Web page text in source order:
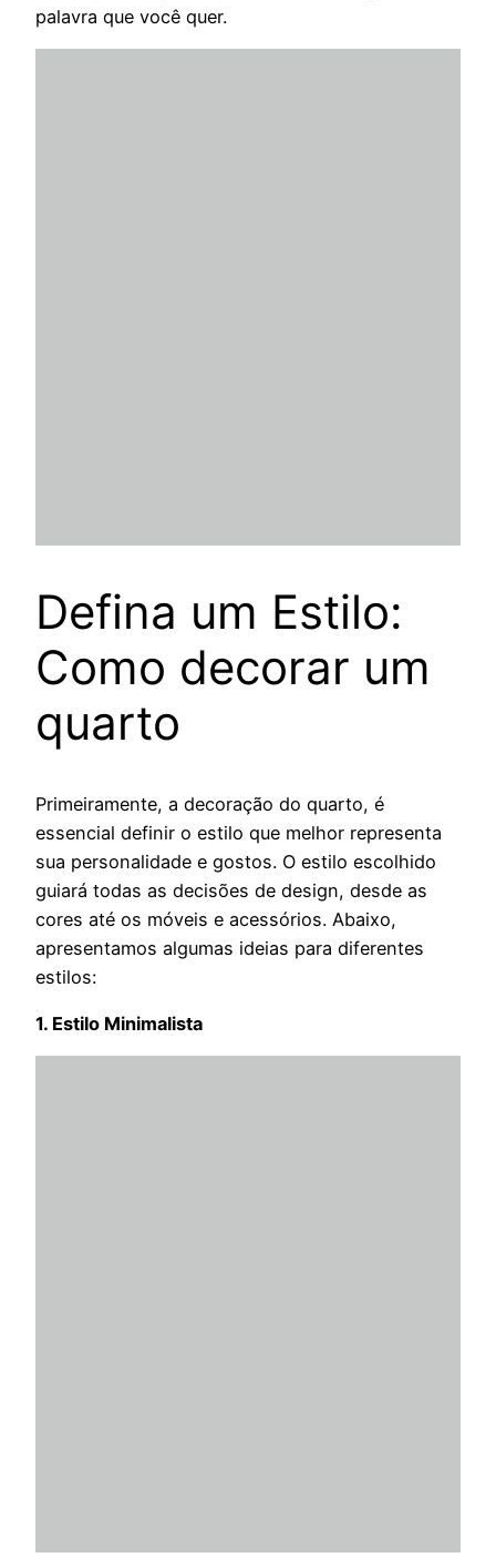
palavra que você quer.
Defina um Estilo:
Como decorar um
quarto
Primeiramente, a decoração do quarto, é
essencial definir o estilo que melhor representa
sua personalidade e gostos. O estilo escolhido
guiará todas as decisões de design, desde as
cores até os móveis e acessórios. Abaixo,
apresentamos algumas ideias para diferentes
estilos:
1. Estilo Minimalista